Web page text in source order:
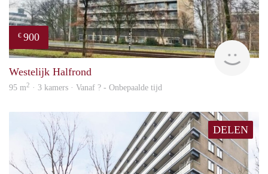
€ 900
Westelijk Halfrond
95 m2 · 3 kamers · Vanaf ? - Onbepaalde tijd
DELEN